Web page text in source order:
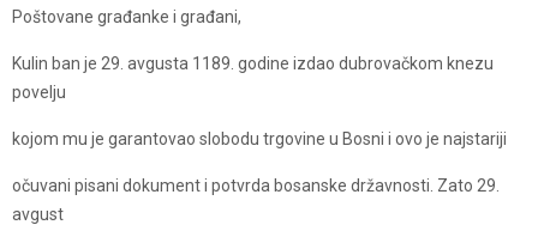
Poštovane građanke i građani,
Kulin ban je 29. avgusta 1189. godine izdao dubrovačkom knezu
povelju
kojom mu je garantovao slobodu trgovine u Bosni i ovo je najstariji
očuvani pisani dokument i potvrda bosanske državnosti. Zato 29.
avgust